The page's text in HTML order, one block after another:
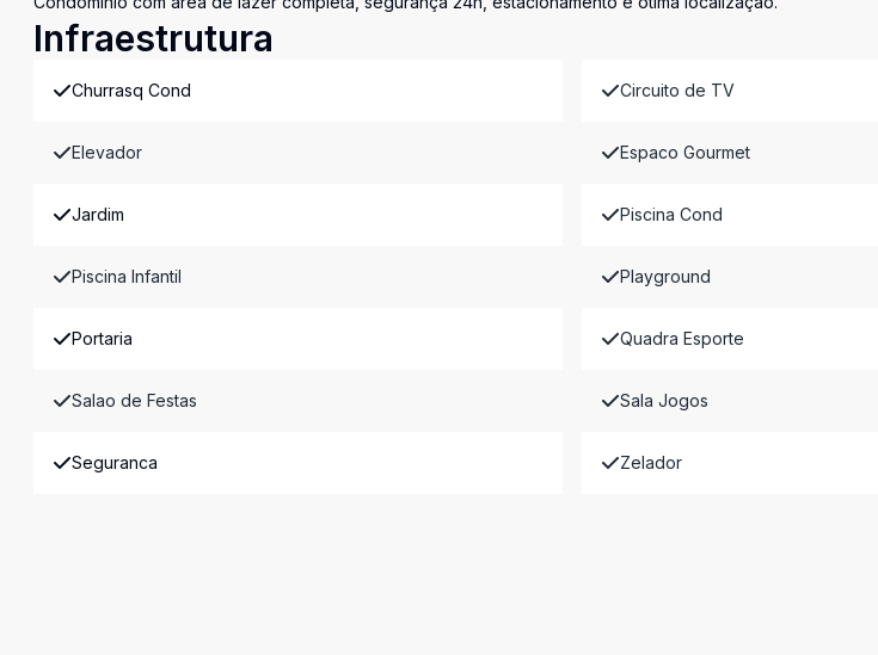
Infraestrutura
Churrasq Cond Circuito de TV
Elevador Espaco Gourmet
Jardim Piscina Cond
Piscina Infantil Playground
Portaria Quadra Esporte
Salao de Festas Sala Jogos
Seguranca Zelador